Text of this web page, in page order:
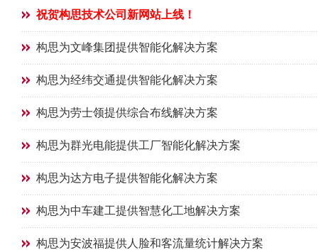
祝贺构思技术公司新网站上线！
构思为文峰集团提供智能化解决方案
构思为经纬交通提供智能化解决方案
构思为劳士领提供综合布线解决方案
构思为群光电能提供工厂智能化解决方案
构思为达方电子提供智能化解决方案
构思为中车建工提供智慧化工地解决方案
构思为安波福提供人脸和客流量统计解决方案